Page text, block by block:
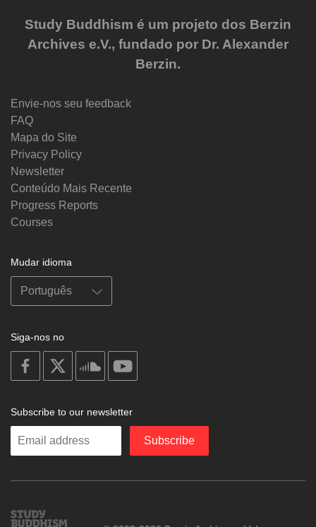
Study Buddhism é um projeto dos Berzin
Archives e.V., fundado por Dr. Alexander
Berzin.
Envie-nos seu feedback
FAQ
Mapa do Site
Privacy Policy
Newsletter
Conteúdo Mais Recente
Progress Reports
Courses
Mudar idioma
Siga-nos no
on
facebook
soundcloud
Subscribe to our newsletter
Enter
Subscribe
Study